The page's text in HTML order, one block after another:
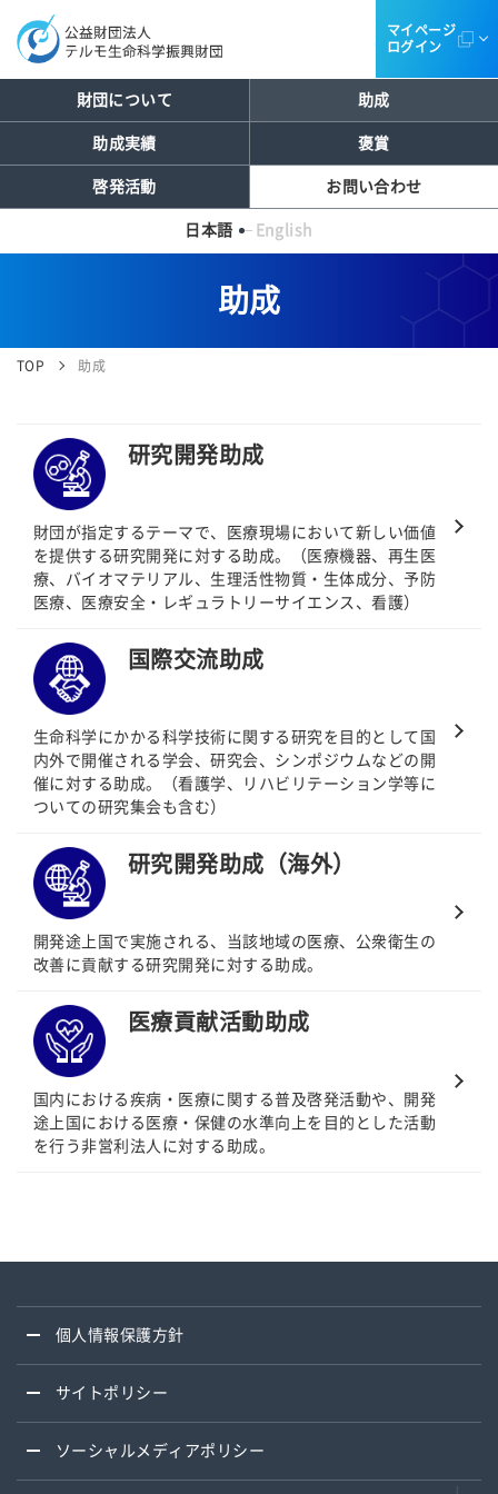
日本語 English
お問い合わせ
マイページ
ログイン
財団について 助成
助成実績 褒賞
啓発活動
助成
TOP 助成
研究開発助成
財団が指定するテーマで、医療現場において新しい価値
を提供する研究開発に対する助成。（医療機器、再生医
療、バイオマテリアル、生理活性物質・生体成分、予防
医療、医療安全・レギュラトリーサイエンス、看護）
国際交流助成
生命科学にかかる科学技術に関する研究を目的として国
内外で開催される学会、研究会、シンポジウムなどの開
催に対する助成。（看護学、リハビリテーション学等に
ついての研究集会も含む）
研究開発助成 （海外）
開発途上国で実施される、当該地域の医療、公衆衛生の
改善に貢献する研究開発に対する助成。
医療貢献活動助成
国内における疾病・医療に関する普及啓発活動や、開発
途上国における医療・保健の水準向上を目的とした活動
を行う非営利法人に対する助成。
個人情報保護方針
サイトポリシー
ソーシャルメディアポリシー